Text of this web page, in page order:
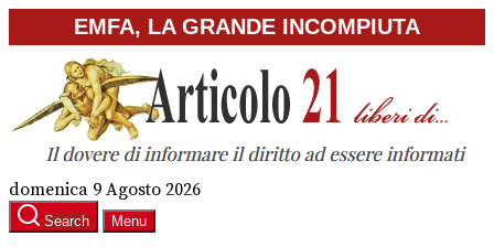
to
content
EMFA, LA GRANDE INCOMPIUTA
domenica 9 Agosto 2026
Search Menu